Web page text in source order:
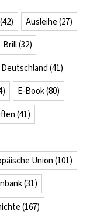
(42) Ausleihe (27)
Brill(32)
Deutschland (41)
E-Book(80)
(41)
Union(101)
(31)
(167)